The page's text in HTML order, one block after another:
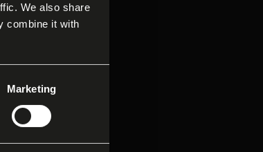
We also share
combine it with
Marketing